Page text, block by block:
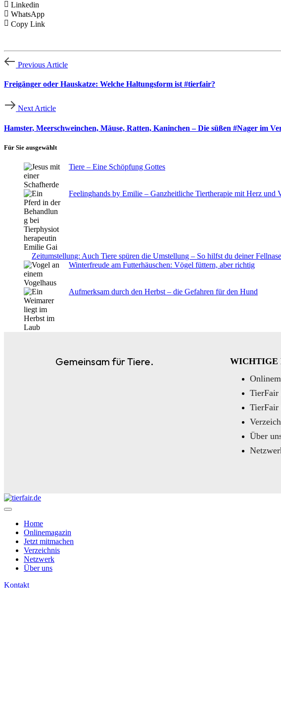
Linkedin
WhatsApp
Copy Link
Previous Article
Freigänger oder Hauskatze: Welche Haltungsform ist #tierfair?
Next Article
Hamster, Meerschweinchen, Mäuse, Ratten, Kaninchen – Die süßen #Nager im
Für Sie ausgewählt
Tiere – Eine Schöpfung Gottes
Feelinghands by Emilie – Ganzheitliche Tiertherapie mit Herz und
Zeitumstellung: Auch Tiere spüren die Umstellung – So hilfst du deiner Fellnase
Winterfreude am Futterhäuschen: Vögel füttern, aber richtig
Aufmerksam durch den Herbst – die Gefahren für den Hund
Gemeinsam für Tiere.
WICHTIGE
TierFair
TierFair
Über
Home
Onlinemagazin
Jetzt mitmachen
Verzeichnis
Netzwerk
Über uns
Kontakt